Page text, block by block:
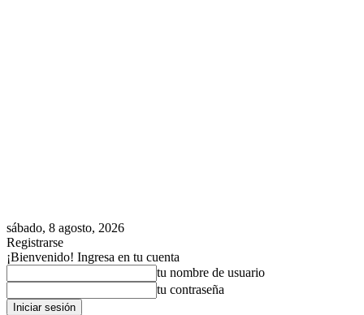
sábado, 8 agosto, 2026
Registrarse
¡Bienvenido! Ingresa en tu cuenta
tu nombre de usuario
tu contraseña